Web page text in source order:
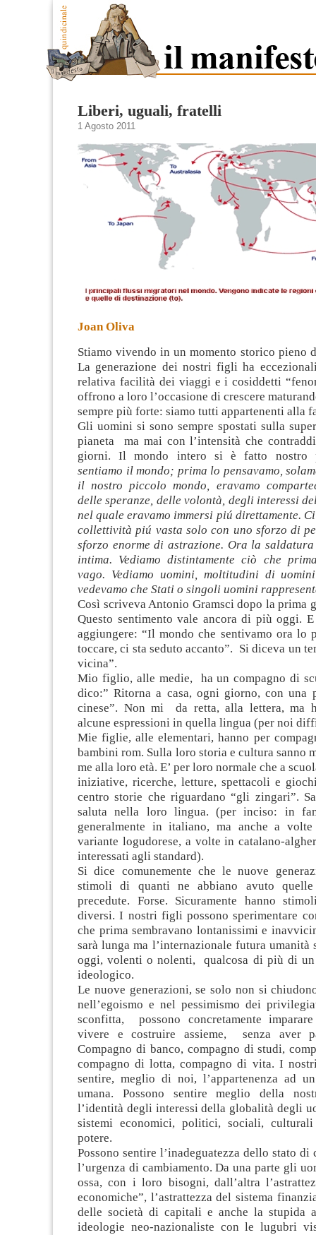
Liberi, uguali, fratelli
1 Agosto 2011
Joan Oliva
Stiamo vivendo in un momento storico pieno
La generazione dei nostri figli ha
relativa facilità dei viaggi e i cosiddetti
offrono a loro l’occasione di crescere
sempre più forte: siamo tutti appartenenti alla
Gli uomini si sono sempre spostati sulla
pianeta ma mai con l’intensità che
giorni. Il mondo intero si è fatto nostro
sentiamo il mondo; prima lo pensavamo,
il nostro piccolo mondo, eravamo
delle speranze, delle volontà, degli interessi
nel quale eravamo immersi piú direttamente.
collettività piú vasta solo con uno sforzo di
sforzo enorme di astrazione. Ora la
intima. Vediamo distintamente ciò che
vago. Vediamo uomini, moltitudini di
vedevamo che Stati o singoli uomini
Così scriveva Antonio Gramsci dopo la prima
Questo sentimento vale ancora di più oggi.
aggiungere: “Il mondo che sentivamo ora lo
toccare, ci sta seduto accanto”. Si diceva un
vicina”.
Mio figlio, alle medie, ha un compagno di
dico:” Ritorna a casa, ogni giorno, con una
cinese”. Non mi da retta, alla lettera, ma
alcune espressioni in quella lingua (per noi
Mie figlie, alle elementari, hanno per
bambini rom. Sulla loro storia e cultura sanno
me alla loro età. E’ per loro normale che a
iniziative, ricerche, letture, spettacoli e
centro storie che riguardano “gli zingari”.
saluta nella loro lingua. (per inciso: in
generalmente in italiano, ma anche a
variante logudorese, a volte in catalano-
interessati agli standard).
Si dice comunemente che le nuove
stimoli di quanti ne abbiano avuto
precedute. Forse. Sicuramente hanno
diversi. I nostri figli possono sperimentare
che prima sembravano lontanissimi e
sarà lunga ma l’internazionale futura umanità
oggi, volenti o nolenti, qualcosa di più di un
ideologico.
Le nuove generazioni, se solo non si
nell’egoismo e nel pessimismo dei
sconfitta, possono concretamente
vivere e costruire assieme, senza aver
Compagno di banco, compagno di studi,
compagno di lotta, compagno di vita. I
sentire, meglio di noi, l’appartenenza ad
umana. Possono sentire meglio della
l’identità degli interessi della globalità degli
sistemi economici, politici, sociali,
potere.
Possono sentire l’inadeguatezza dello stato di
l’urgenza di cambiamento. Da una parte gli
ossa, con i loro bisogni, dall’altra
economiche”, l’astrattezza del sistema
delle società di capitali e anche la stupida
ideologie neo-nazionaliste con le lugubri